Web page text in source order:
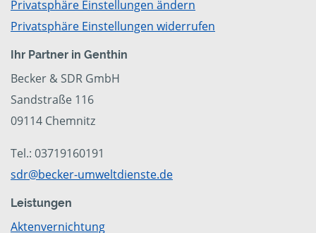
Privatsphäre Einstellungen ändern
Privatsphäre Einstellungen widerrufen
Ihr Partner in Genthin
Becker & SDR GmbH
Sandstraße 116
09114 Chemnitz
Tel.: 03719160191
sdr@becker-umweltdienste.de
Leistungen
Aktenvernichtung